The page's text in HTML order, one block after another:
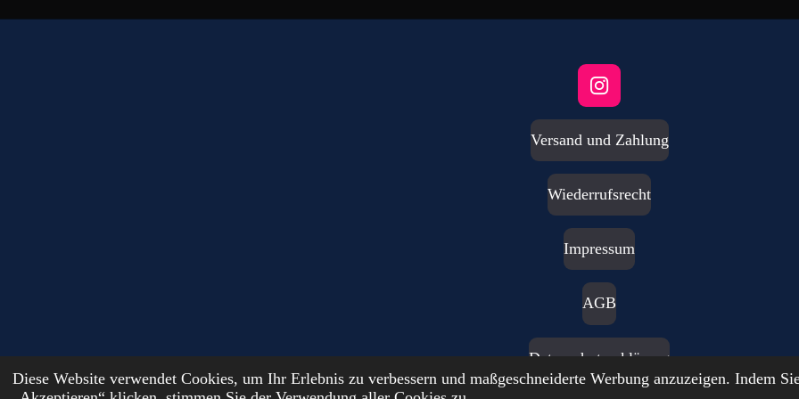
Diese Website verwendet Cookies, um Ihr Erlebnis zu verbessern und maßgeschneiderte Werbung anzuzeigen. Indem
I
n
t
r
a
m
Versand und Zahlung
Wiederrufsrecht
Impressum
AGB
Datenschutzerklärung
© 2024 - 2026 DutchFantasyForge